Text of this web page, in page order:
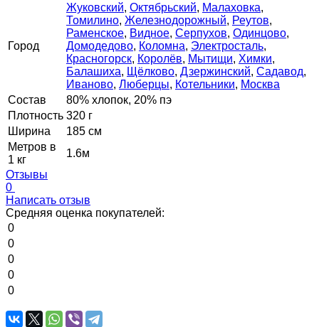
Город
Жуковский, Октябрьский, Малаховка,
Томилино, Железнодорожный, Реутов,
Раменское, Видное, Серпухов, Одинцово,
Домодедово, Коломна, Электросталь,
Красногорск, Королёв, Мытищи, Химки,
Балашиха, Щёлково, Дзержинский, Садавод,
Иваново, Люберцы, Котельники, Москва
Состав
80% хлопок, 20% пэ
Плотность 320 г
Ширина
185 см
Метров в
1 кг
1.6м
Отзывы
0
Написать отзыв
Средняя оценка покупателей:
0
0
0
0
0